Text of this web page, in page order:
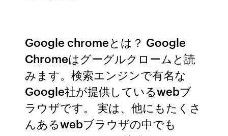
Google chromeとは？ Google
Chromeはグーグルクロームと読
みます。検索エンジンで有名な
Google社が提供しているwebブ
ラウザです。 実は、他にもたくさ
んあるwebブラウザの中でも